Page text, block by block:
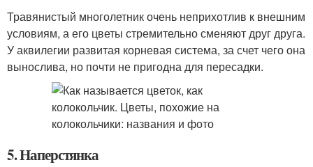
Травянистый многолетник очень неприхотлив к внешним
условиям, а его цветы стремительно сменяют друг друга.
У аквилегии развитая корневая система, за счет чего она
вынослива, но почти не пригодна для пересадки.
5. Наперстянка